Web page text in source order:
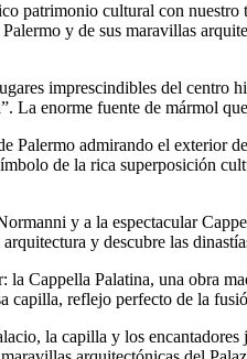
patrimonio cultural con
y de sus maravillas
imprescindibles del centro
La enorme fuente de mármol
Palermo admirando el exterior
de la rica superposición
y a la espectacular
y descubre las
la Cappella Palatina, una obra
capilla, reflejo perfecto de la
la capilla y los